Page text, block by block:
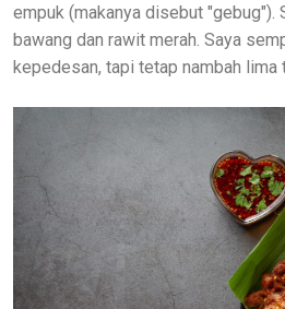
empuk (makanya disebut "gebug").
bawang dan rawit merah. Saya
kepedesan, tapi tetap nambah lima